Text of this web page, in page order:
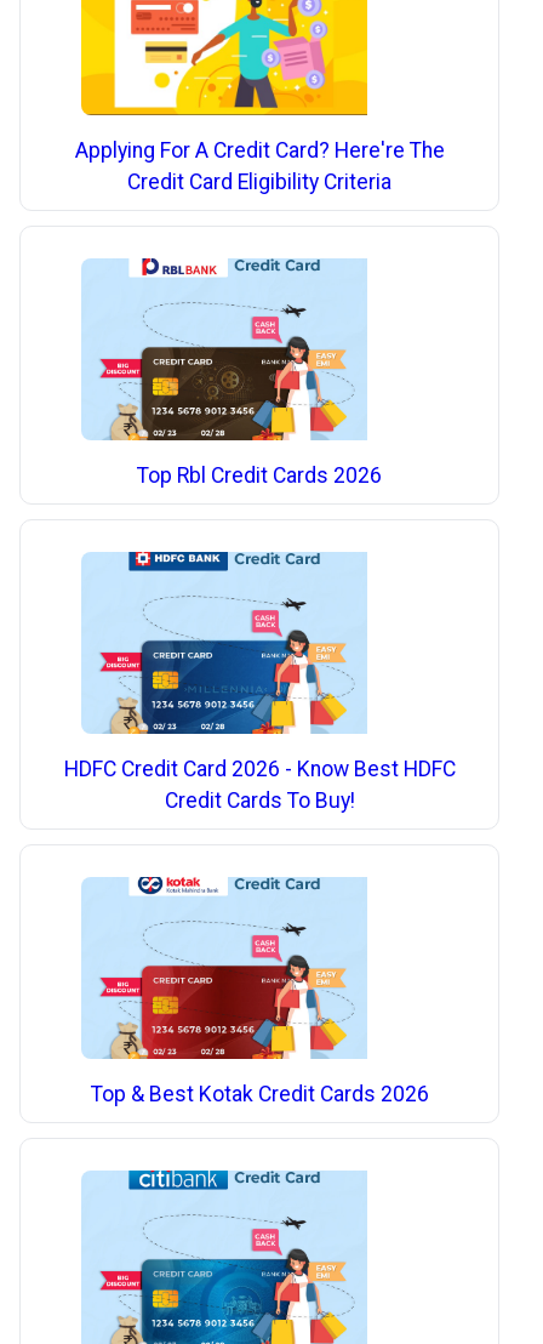
Applying For A Credit Card? Here're The
Credit Card Eligibility Criteria
Top Rbl Credit Cards 2026
HDFC Credit Card 2026 - Know Best HDFC
Credit Cards To Buy!
Top & Best Kotak Credit Cards 2026